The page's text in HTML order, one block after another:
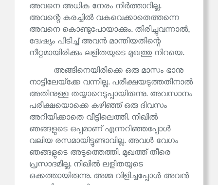
അവനെ അധിക നേരം നിർത്താറില്ല.
അവന്റെ കരച്ചിൽ വകവെക്കാതെത്തന്നെ
അവനെ കൊണ്ടുപോയാക്കും. തിരിച്ചുവന്നാൽ,
ദ്വേഷ്യം പിടിച്ച് അവൻ മാന്തിയതിന്റെ
നീറ്റമായിരിക്കും ലളിതയുടെ മുഖത്തു നിറയെ.
അങ്ങിനെയിരിക്കെ ഒരു മാസം ഭാനു
നാട്ടിലേയ്‌ക്കേ വന്നില്ല. പരീക്ഷയടുത്തതിനാൽ
അതിനുള്ള തയ്യാറെടുപ്പായിരുന്നു. അവസാനം
പരീക്ഷയൊക്കെ കഴിഞ്ഞ് ഒരു ദിവസം
അറിയിക്കാതെ വീട്ടിലെത്തി. നിഖിൽ
ഞങ്ങളുടെ ഒപ്പമാണ് എന്നറിഞ്ഞപ്പോൾ
വലിയ രസമായിട്ടുണ്ടാവില്ല. അവൾ വേഗം
ഞങ്ങളുടെ അടുത്തെത്തി. മുഖത്ത് തീരെ
പ്രസാദമില്ല. നിഖിൽ ലളിതയുടെ
ഒക്കത്തായിരുന്നു. അമ്മ വിളിച്ചപ്പോൾ അവൻ